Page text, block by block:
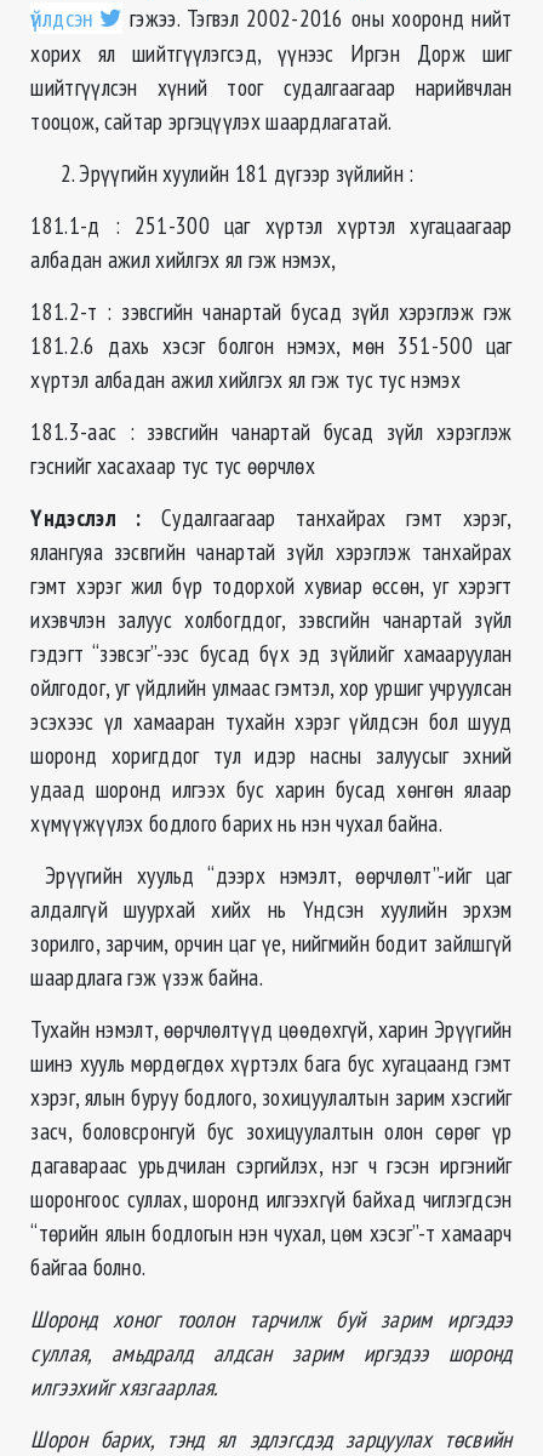
үйлдсэн
гэжээ. Тэгвэл 2002-2016 оны хооронд нийт
хорих ял шийтгүүлэгсэд, үүнээс Иргэн Дорж шиг
шийтгүүлсэн хүний тоог судалгаагаар нарийвчлан
тооцож, сайтар эргэцүүлэх шаардлагатай.
Эрүүгийн хуулийн 181 дүгээр зүйлийн :
181.1-д : 251-300 цаг хүртэл хүртэл хугацаагаар
албадан ажил хийлгэх ял гэж нэмэх,
181.2-т : зэвсгийн чанартай бусад зүйл хэрэглэж гэж
181.2.6 дахь хэсэг болгон нэмэх, мөн 351-500 цаг
хүртэл албадан ажил хийлгэх ял гэж тус тус нэмэх
181.3-аас : зэвсгийн чанартай бусад зүйл хэрэглэж
гэснийг хасахаар тус тус өөрчлөх
Үндэслэл : Судалгаагаар танхайрах гэмт хэрэг,
ялангуяа зэсвгийн чанартай зүйл хэрэглэж танхайрах
гэмт хэрэг жил бүр тодорхой хувиар өссөн, уг хэрэгт
ихэвчлэн залуус холбогддог, зэвсгийн чанартай зүйл
гэдэгт “зэвсэг”-ээс бусад бүх эд зүйлийг хамааруулан
ойлгодог, уг үйдлийн улмаас гэмтэл, хор уршиг учруулсан
эсэхээс үл хамааран тухайн хэрэг үйлдсэн бол шууд
шоронд хоригддог тул идэр насны залуусыг эхний
удаад шоронд илгээх бус харин бусад хөнгөн ялаар
хүмүүжүүлэх бодлого барих нь нэн чухал байна.
Эрүүгийн хуульд “дээрх нэмэлт, өөрчлөлт”-ийг цаг
алдалгүй шуурхай хийх нь Үндсэн хуулийн эрхэм
зорилго, зарчим, орчин цаг үе, нийгмийн бодит зайлшгүй
шаардлага гэж үзэж байна.
Тухайн нэмэлт, өөрчлөлтүүд цөөдөхгүй, харин Эрүүгийн
шинэ хууль мөрдөгдөх хүртэлх бага бус хугацаанд гэмт
хэрэг, ялын буруу бодлого, зохицуулалтын зарим хэсгийг
засч, боловсронгуй бус зохицуулалтын олон сөрөг үр
дагавараас урьдчилан сэргийлэх, нэг ч гэсэн иргэнийг
шоронгоос суллах, шоронд илгээхгүй байхад чиглэгдсэн
“төрийн ялын бодлогын нэн чухал, цөм хэсэг”-т хамаарч
байгаа болно.
Шоронд хоног тоолон тарчилж буй зарим иргэдээ
суллая, амьдралд алдсан зарим иргэдээ шоронд
илгээхийг хязгаарлая.
Шорон барих, тэнд ял эдлэгсдэд зарцуулах төсвийн